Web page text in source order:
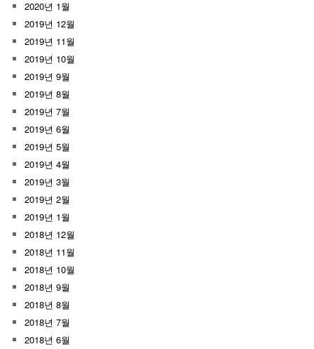
2020년 1월
2019년 12월
2019년 11월
2019년 10월
2019년 9월
2019년 8월
2019년 7월
2019년 6월
2019년 5월
2019년 4월
2019년 3월
2019년 2월
2019년 1월
2018년 12월
2018년 11월
2018년 10월
2018년 9월
2018년 8월
2018년 7월
2018년 6월